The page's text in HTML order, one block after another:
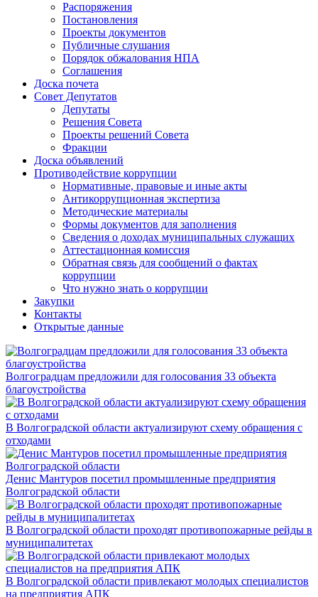
Распоряжения
Постановления
Проекты документов
Публичные слушания
Порядок обжалования НПА
Соглашения
Доска почета
Совет Депутатов
Депутаты
Решения Совета
Проекты решений Совета
Фракции
Доска объявлений
Противодействие коррупции
Нормативные, правовые и иные акты
Антикоррупционная экспертиза
Методические материалы
Формы документов для заполнения
Сведения о доходах муниципальных служащих
Аттестационная комиссия
Обратная связь для сообщений о фактах
коррупции
Что нужно знать о коррупции
Закупки
Контакты
Открытые данные
Волгоградцам предложили для голосования 33 объекта
благоустройства
В Волгоградской области актуализируют схему обращения с
отходами
Денис Мантуров посетил промышленные предприятия
Волгоградской области
В Волгоградской области проходят противопожарные рейды в
муниципалитетах
В Волгоградской области привлекают молодых специалистов
на предприятия АПК